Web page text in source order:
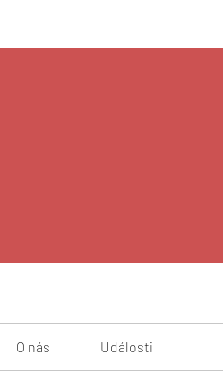
O nás Události